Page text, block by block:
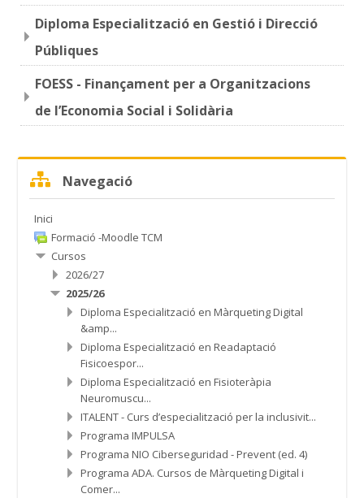
Diploma Especialització en Gestió i Direcció
Públiques
FOESS - Finançament per a Organitzacions
de l’Economia Social i Solidària
NavegacióNavegació
Inici
Formació -Moodle TCM
Cursos
2026/27
2025/26
Diploma Especialització en Màrqueting Digital
&amp...
Diploma Especialització en Readaptació
Fisicoespor...
Diploma Especialització en Fisioteràpia
Neuromuscu...
ITALENT - Curs d’especialització per la inclusivit...
Programa IMPULSA
Programa NIO Ciberseguridad - Prevent (ed. 4)
Programa ADA. Cursos de Màrqueting Digital i
Comer...